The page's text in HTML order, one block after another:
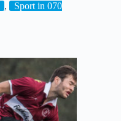
,
Sport in 070